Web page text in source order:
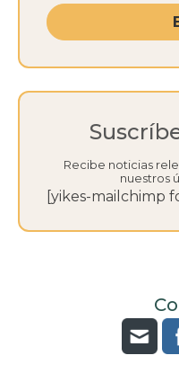
Recibe noticias
nuestros
[yikes-mailchimp